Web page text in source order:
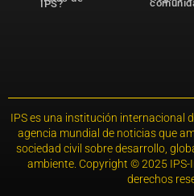
IPS?
IPS es una institución internacional
agencia mundial de noticias que
sociedad civil sobre desarrollo,
ambiente. Copyright © 2025 IPS-
derechos